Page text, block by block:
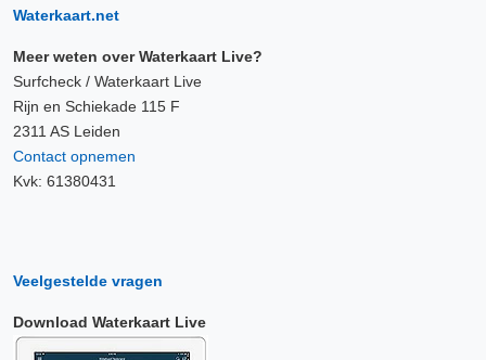
Waterkaart.net
Meer weten over Waterkaart Live?
Surfcheck / Waterkaart Live
Rijn en Schiekade 115 F
2311 AS Leiden
Contact opnemen
Kvk: 61380431
Veelgestelde vragen
Download Waterkaart Live